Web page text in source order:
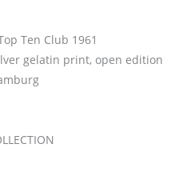
Ten Club 1961
gelatin print, open edition